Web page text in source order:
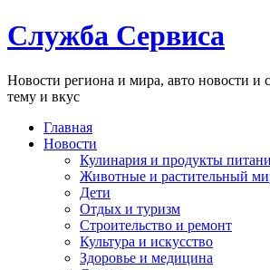
Служба Сервиса
Новости региона и мира, авто новости и
тему и вкус
Главная
Новости
Кулинария и продукты
Животные и растительный
Дети
Отдых и туризм
Строительство и ремонт
Культура и искусство
Здоровье и медицина